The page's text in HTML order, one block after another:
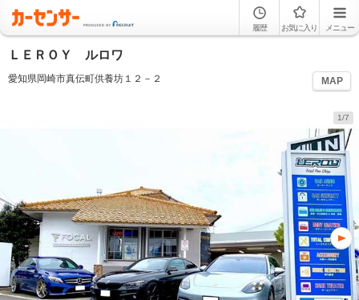
履歴 お気に入り メニュー
ＬＥＲＯＹ ルロワ
愛知県岡崎市真伝町供養坊１２－２ MAP
1/7